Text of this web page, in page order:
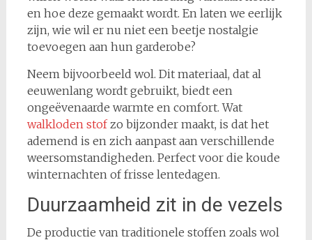
en hoe deze gemaakt wordt. En laten we eerlijk
zijn, wie wil er nu niet een beetje nostalgie
toevoegen aan hun garderobe?
Neem bijvoorbeeld wol. Dit materiaal, dat al
eeuwenlang wordt gebruikt, biedt een
ongeëvenaarde warmte en comfort. Wat
walkloden stofzo bijzonder maakt, is dat het
ademend is en zich aanpast aan verschillende
weersomstandigheden. Perfect voor die koude
winternachten of frisse lentedagen.
Duurzaamheid zit in de vezels
De productie van traditionele stoffen zoals wol